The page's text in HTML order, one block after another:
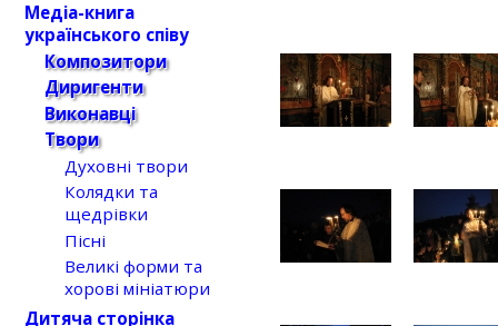
Медіа-книга
українського співу
Композитори
Диригенти
Виконавці
Твори
Духовні твори
Колядки та
щедрівки
Пісні
Великі форми та
хорові мініатюри
Дитяча сторінка